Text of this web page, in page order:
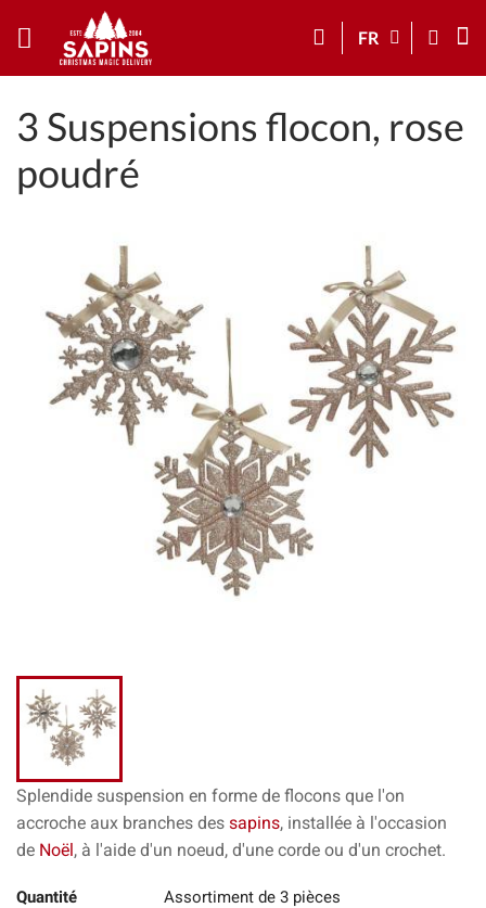
FR
3 Suspensions flocon, rose
poudré
Splendide suspension en forme de flocons que l'on
accroche aux branches des sapins, installée à l'occasion
de Noël, à l'aide d'un noeud, d'une corde ou d'un crochet.
Quantité Assortiment de 3 pièces